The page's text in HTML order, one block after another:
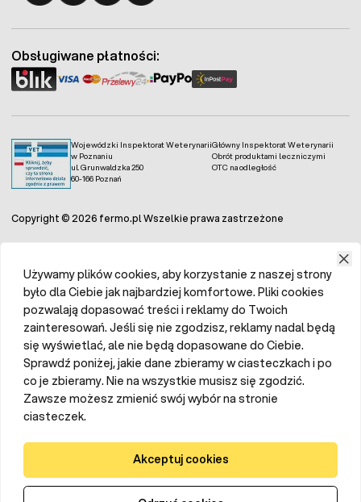
Wojewódzki Inspektorat Weterynarii
w Poznaniu
ul. Grunwaldzka 250
60-166 Poznań
Główny Inspektorat Weterynarii
Obrót produktami leczniczymi
OTC na odległość
Obsługiwane płatności:
Copyright © 2026 fermo.pl Wszelkie prawa zastrzeżone
Używamy plików cookies, aby korzystanie z naszej strony
było dla Ciebie jak najbardziej komfortowe. Pliki cookies
pozwalają dopasować treści i reklamy do Twoich
zainteresowań. Jeśli się nie zgodzisz, reklamy nadal będą
się wyświetlać, ale nie będą dopasowane do Ciebie.
Sprawdź poniżej, jakie dane zbieramy w ciasteczkach i po
co je zbieramy. Nie na wszystkie musisz się zgodzić.
Zawsze możesz zmienić swój wybór na stronie
ciasteczek.
Akceptuj cookies